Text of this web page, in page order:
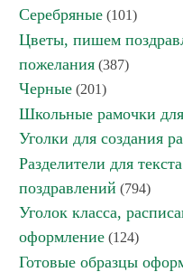
Серебряные (101)
Цветы, пишем
пожелания (387)
Черные (201)
Школьные рамочки
Уголки для создания
Разделители для
поздравлений (794)
Уголок класса,
оформление (124)
Готовые образцы